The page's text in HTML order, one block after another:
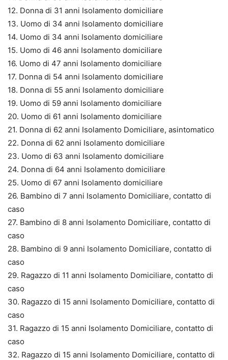
12. Donna di 31 anni Isolamento domiciliare
13. Uomo di 34 anni Isolamento domiciliare
14. Uomo di 34 anni Isolamento domiciliare
15. Uomo di 46 anni Isolamento domiciliare
16. Uomo di 47 anni Isolamento domiciliare
17. Donna di 54 anni Isolamento domiciliare
18. Donna di 55 anni Isolamento domiciliare
19. Uomo di 59 anni Isolamento domiciliare
20. Uomo di 61 anni Isolamento domiciliare
21. Donna di 62 anni Isolamento Domiciliare, asintomatico
22. Donna di 62 anni Isolamento domiciliare
23. Uomo di 63 anni Isolamento domiciliare
24. Donna di 64 anni Isolamento domiciliare
25. Uomo di 67 anni Isolamento domiciliare
26. Bambino di 7 anni Isolamento Domiciliare, contatto di
caso
27. Bambino di 8 anni Isolamento Domiciliare, contatto di
caso
28. Bambino di 9 anni Isolamento Domiciliare, contatto di
caso
29. Ragazzo di 11 anni Isolamento Domiciliare, contatto di
caso
30. Ragazzo di 15 anni Isolamento Domiciliare, contatto di
caso
31. Ragazzo di 15 anni Isolamento Domiciliare, contatto di
caso
32. Ragazzo di 15 anni Isolamento Domiciliare, contatto di